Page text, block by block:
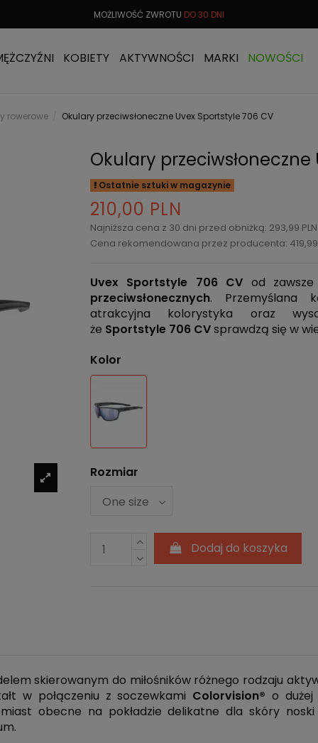
MOŻLIWOŚĆ ZWROTU DO 30 DNI
KOBIETY AKTYWNOŚCI MARKI NOWOŚCI
rowerowe Okulary przeciwsłoneczne Uvex Sportstyle 706 CV
Okulary
Ostatnie sztuki w magazynie
210,00 PLN
Najniższa cena z 30 dni przed obniżką: 293,99
Cena rekomendowana przez producenta: 419,99
Uvex Sportstyle 706 CV od
przeciwsłonecznych. Przemyślana
atrakcyjna kolorystyka oraz
że Sportstyle 706 CVsprawdzą się w
Kolor
Rozmiar
Dodaj do koszyka
skierowanym do miłośników różnego rodzaju
w połączeniu z soczewkami Colorvision® o
obecne na pokładzie delikatne dla skóry